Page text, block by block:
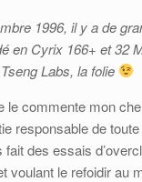
1996, il y a de
en Cyrix 166+ et 32
Labs, la folie
le commente mon
responsable de
fait des essais
voulant le refoidir au